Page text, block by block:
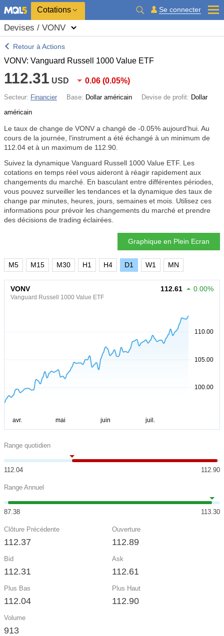
Cotations Se connecter
Devises / VONV
Retour à Actions
VONV: Vanguard Russell 1000 Value ETF
112.31 USD 0.06 (0.05%)
Secteur: Financier Base: Dollar américain Devise de profit: Dollar
américain
Le taux de change de VONV a changé de -0.05% aujourd'hui. Au
cours de la journée, l'instrument a été échangé à un minimum de
112.04 et à un maximum de 112.90.
Suivez la dynamique Vanguard Russell 1000 Value ETF. Les
cotations en temps réel vous aideront à réagir rapidement aux
changements du marché. En basculant entre différentes périodes,
vous pouvez surveiller les tendances et la dynamique des taux de
change par minutes, heures, jours, semaines et mois. Utilisez ces
informations pour prévoir les changements du marché et prendre
des décisions de trading éclairées.
Graphique en Plein Ecran
M5 M15 M30 H1 H4 D1 W1 MN
VONV
Vanguard Russell 1000 Value ETF
112.61 0.00%
Range quotidien
112.04 112.90
Range Annuel
87.38 113.30
Clôture Précédente
112.37
Ouverture
112.89
Bid
112.31
Ask
112.61
Plus Bas
112.04
Plus Haut
112.90
Volume
913